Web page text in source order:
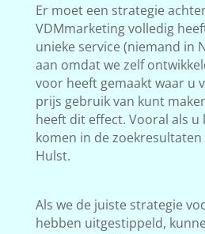
Er moet een strategie
VDMmarketing volledig
unieke service (niemand in
aan omdat we zelf
voor heeft gemaakt waar u
prijs gebruik van kunt
heeft dit effect. Vooral als u
komen in de zoekresultaten
Hulst.
Als we de juiste strategie
hebben uitgestippeld,